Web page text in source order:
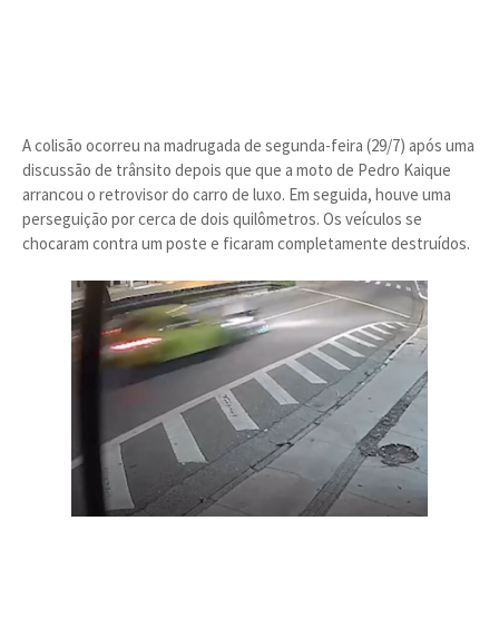
A colisão ocorreu na madrugada de segunda-feira (29/7) após uma
discussão de trânsito depois que que a moto de Pedro Kaique
arrancou o retrovisor do carro de luxo. Em seguida, houve uma
perseguição por cerca de dois quilômetros. Os veículos se
chocaram contra um poste e ficaram completamente destruídos.